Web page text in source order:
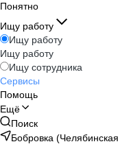
Понятно
Ищу работу
Ищу работу
Ищу работу
Ищу сотрудника
Сервисы
Помощь
Ещё
Поиск
Бобровка